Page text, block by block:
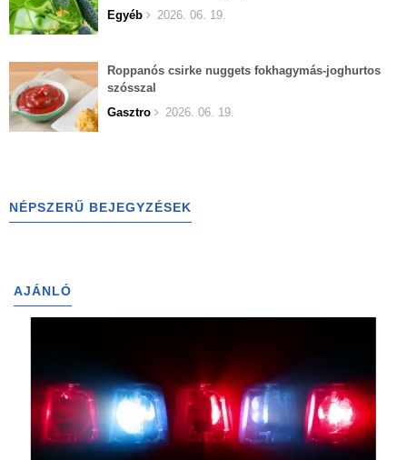
Egyéb
2026. 06. 19.
Roppanós csirke nuggets fokhagymás-joghurtos
szósszal
Gasztro
2026. 06. 19.
NÉPSZERŰ BEJEGYZÉSEK
AJÁNLÓ